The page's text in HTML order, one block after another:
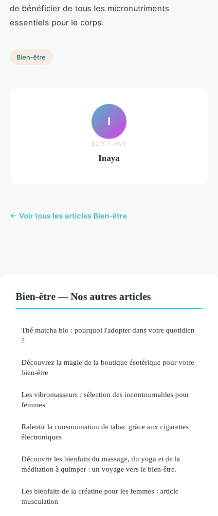
de bénéficier de tous les micronutriments
essentiels pour le corps.
Bien-être
I
ECRIT PAR
Inaya
← Voir tous les articles Bien-être
Bien-être — Nos autres articles
Thé matcha bio : pourquoi l'adopter dans votre quotidien
?
Découvrez la magie de la boutique ésotérique pour votre
bien-être
Les vibromasseurs : sélection des incontournables pour
femmes
Ralentir la consommation de tabac grâce aux cigarettes
électroniques
Découvrir les bienfaits du massage, du yoga et de la
méditation à quimper : un voyage vers le bien-être.
Les bienfaits de la créatine pour les femmes : article
musculation